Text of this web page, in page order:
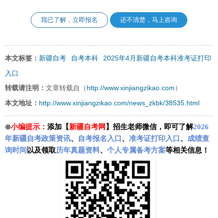
我已了解，立即报名 还不清楚，马上咨询
本文标签： 新疆自考 自考本科
2025年4月新疆自考本科准考证打印
入口
转载请注明： 文章转载自（ http://www.xinjiangzikao.com ）
本文地址： http://www.xinjiangzikao.com/news_zkbk/38535.html
⊙小编提示： 添加【新疆自考网 】招生老师微信，即可了解2026
年新疆自考政策资讯、 自考报名入口 、 准考证打印入口 、 成绩查
询时间 以及领取历年真题资料、 个人专属备考方案等相关信息！